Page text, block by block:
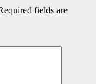
fields are